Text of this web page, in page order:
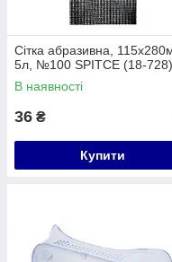
Сітка абразивна,
5л, №100 SPIТСЕ (18-728)
В наявності
36 ₴
Купити